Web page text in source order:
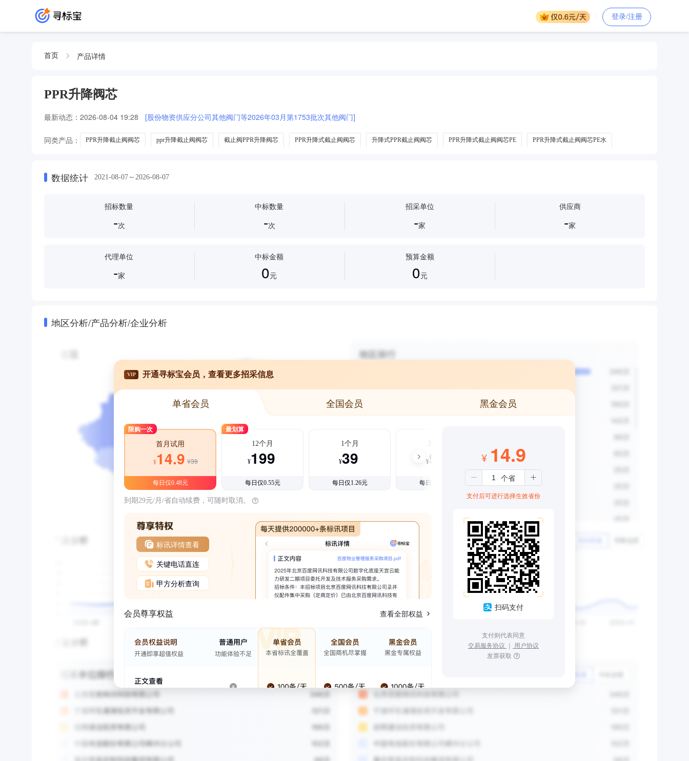
登录/注册
首页 产品详情
PPR升降阀芯
最新动态： 2026-08-04 19:28 [股份物资供应分公司其他阀门等2026年03月第1753批次其他阀门]
同类产品： PPR升降截止阀阀芯 ppr升降截止阀阀芯 截止阀PPR升降阀芯 PPR升降式截止阀阀芯 升降式PPR截止阀阀芯 PPR升降式截止阀阀芯PE PPR升降式截止阀阀芯PE水
数据统计 2021-08-07～2026-08-07
招标数量
-次
中标数量
-次
招采单位
-家
供应商
-家
代理单位
-家
中标金额
0元
预算金额
0元
地区分析/产品分析/企业分析
VIP 开通寻标宝会员，查看更多招采信息
单省会员 全国会员 黑金会员
限购一次
首月试用
¥14.9 ¥39
每日仅0.48元
最划算
12个月
¥199
每日仅0.55元
1个月
¥39
每日仅1.26元
3个月
¥99
每日仅1.08元
到期29元/月/省自动续费，可随时取消。
标讯详情查看
关键电话直连
甲方分析查询
会员尊享权益 查看全部权益
¥ 14.9
支付后可进行选择生效省份
扫码支付
支付则代表同意
交易服务协议 ｜ 用户协议
发票获取